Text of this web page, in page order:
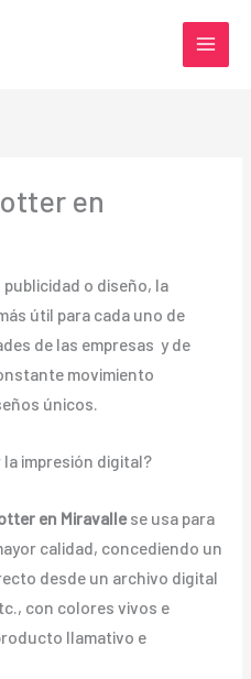
en
o diseño, la
útil para cada uno de
de las empresas y de
movimiento
únicos.
impresión digital?
en Miravallese usa para
calidad, concediendo un
desde un archivo digital
con colores vivos e
llamativo e